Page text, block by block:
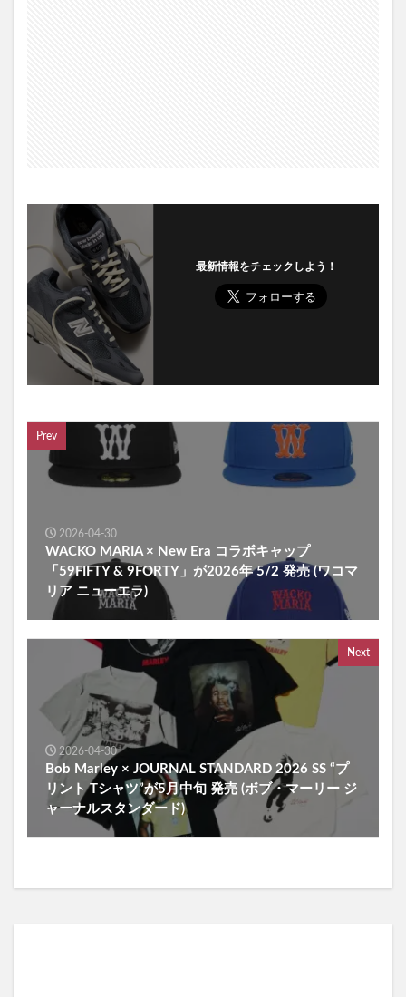
最新情報をチェックしよう！
Prev
2026-04-30
WACKO MARIA × New Era コラボキャップ
「59FIFTY & 9FORTY」が2026年 5/2 発売 (ワコマ
リア ニューエラ)
Next
2026-04-30
Bob Marley × JOURNAL STANDARD 2026 SS “プ
リント Tシャツ”が5月中旬 発売 (ボブ・マーリー ジ
ャーナルスタンダード)